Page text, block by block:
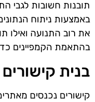
תובנות חשובות לגבי
באמצעות ניתוח
את רוב התנועה ואילו
בהתאמת הקמפיינים
בנית קישורים
קישורים נכנסים